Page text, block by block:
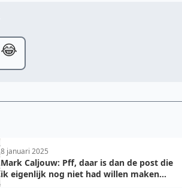
😂
8 januari 2025
Mark Caljouw: Pff, daar is dan de post die
ik eigenlijk nog niet had willen maken...